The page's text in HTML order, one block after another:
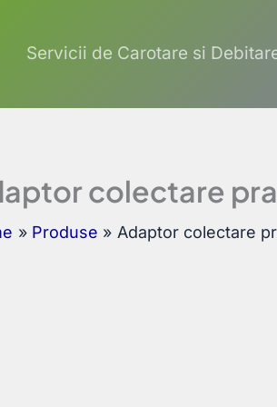
Servicii de Carotare si
colectare
Produse Adaptor colectare